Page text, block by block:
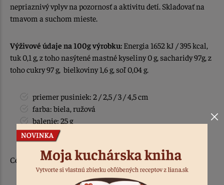
nepriaznivý vplyv na pozornosť a aktivitu detí. Skladovať na
tmavom a suchom mieste.
Výživové údaje na 100g výrobku: Energia 1652 kJ / 395 kcal,
tuk 0,1 g, z toho nasýtené mastné kyseliny 0 g, sacharidy 97g, z
toho cukry 97 g, bielkoviny 1,6 g, soľ 0,04 g.
priemer pusiniek: 2 / 2,5 / 3 / 4,5 cm
farba: biela, ružová
balenie: 25 g
krajina pôvodu / vyrobené: v Poľsku
Cena je uvedená za balenie 25 g.